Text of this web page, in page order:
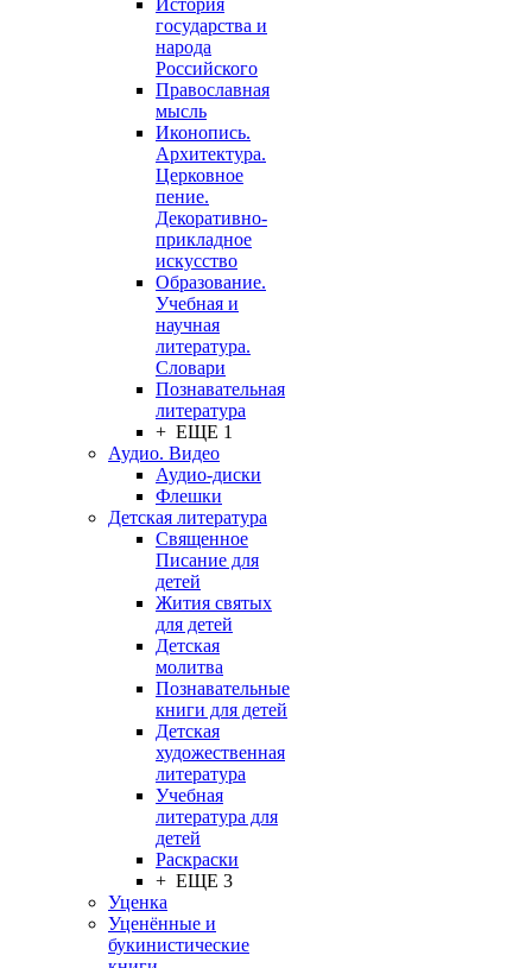
История
государства и
народа
Российского
Православная
мысль
Иконопись.
Архитектура.
Церковное
пение.
Декоративно-
прикладное
искусство
Образование.
Учебная и
научная
литература.
Словари
Познавательная
литература
+ ЕЩЕ 1
Аудио. Видео
Аудио-диски
Флешки
Детская литература
Священное
Писание для
детей
Жития святых
для детей
Детская
молитва
Познавательные
книги для детей
Детская
художественная
литература
Учебная
литература для
детей
Раскраски
+ ЕЩЕ 3
Уценка
Уценённые и
букинистические